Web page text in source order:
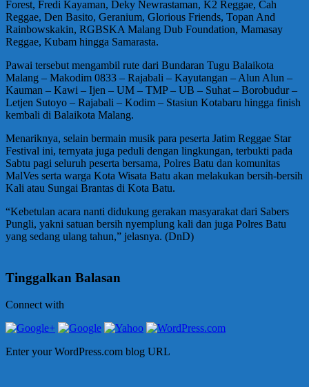
Forest, Fredi Kayaman, Deky Newrastaman, K2 Reggae, Cah
Reggae, Den Basito, Geranium, Glorious Friends, Topan And
Rainbowskakin, RGBSKA Malang Dub Foundation, Mamasay
Reggae, Kubam hingga Samarasta.
Pawai tersebut mengambil rute dari Bundaran Tugu Balaikota
Malang – Makodim 0833 – Rajabali – Kayutangan – Alun Alun –
Kauman – Kawi – Ijen – UM – TMP – UB – Suhat – Borobudur –
Letjen Sutoyo – Rajabali – Kodim – Stasiun Kotabaru hingga finish
kembali di Balaikota Malang.
Menariknya, selain bermain musik para peserta Jatim Reggae Star
Festival ini, ternyata juga peduli dengan lingkungan, terbukti pada
Sabtu pagi seluruh peserta bersama, Polres Batu dan komunitas
MalVes serta warga Kota Wisata Batu akan melakukan bersih-bersih
Kali atau Sungai Brantas di Kota Batu.
“Kebetulan acara nanti didukung gerakan masyarakat dari Sabers
Pungli, yakni satuan bersih nyemplung kali dan juga Polres Batu
yang sedang ulang tahun,” jelasnya. (DnD)
Tinggalkan Balasan
Connect with
Enter your WordPress.com blog URL